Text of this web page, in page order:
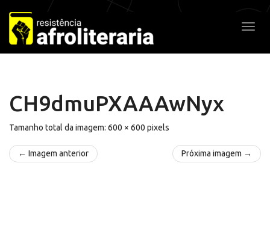
Pular
para
o
conteúdo
CH9dmuPXAAAwNyx
Tamanho total da imagem: 600 × 600 pixels
← Imagem anterior Próxima imagem →